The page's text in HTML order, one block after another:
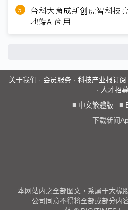
台科大育成新创虎智科技
地端AI商用
关于我们 · 会员服务· 科技产业报订阅
· 人才招
■ 中文繁體版 ■
下载新闻
本网站内之全部图文，系属于大椽
公司同意不得将全部或部分内